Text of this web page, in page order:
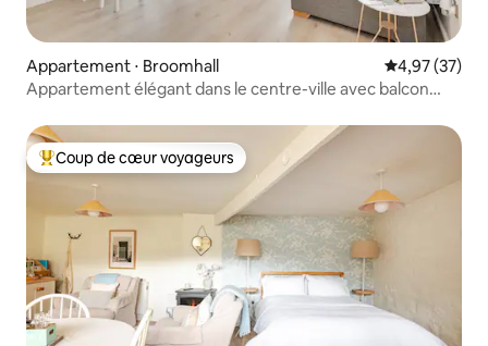
Appartement ⋅ Broomhall Évaluation
4,97 (37)
Appartement élégant dans le centre-ville avec balcon
Coups de cœur voyageurs les plus appréciés
Coup de cœur voyageurs